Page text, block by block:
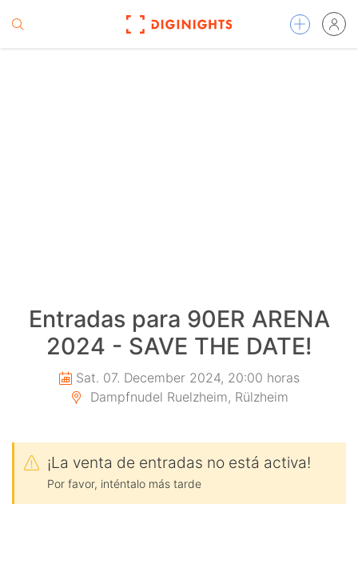
Entradas para 90ER ARENA
2024 - SAVE THE DATE!
Sat. 07. December 2024, 20:00 horas
Dampfnudel Ruelzheim, Rülzheim
¡La venta de entradas no está activa!
Por favor, inténtalo más tarde